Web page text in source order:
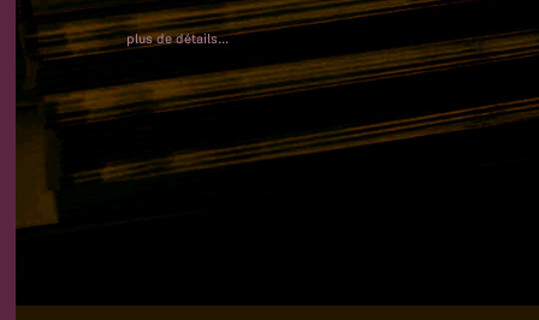
plus de détails...